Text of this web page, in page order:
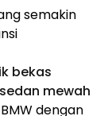
semakin
bekas
sedan mewah
dengan